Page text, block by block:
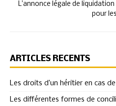
L’annonce légale de
pour
ARTICLES RÉCENTS
Les droits d’un héritier en cas
Les différentes formes de